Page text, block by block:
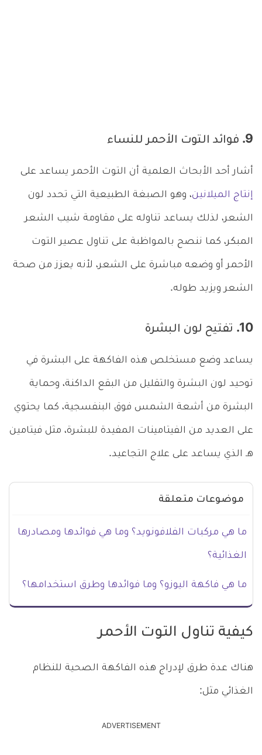
9. فوائد التوت الأحمر للنساء
أشار أحد الأبحاث العلمية أن التوت الأحمر يساعد على
إنتاج الميلانين، وهو الصبغة الطبيعية التي تحدد لون
الشعر، لذلك يساعد تناوله على مقاومة شيب الشعر
المبكر، كما ننصح بالمواظبة على تناول عصير التوت
الأحمر أو وضعه مباشرة على الشعر، لأنه يعزز من صحة
الشعر ويزيد طوله.
10. تفتيح لون البشرة
يساعد وضع مستخلص هذه الفاكهة على البشرة في
توحيد لون البشرة والتقليل من البقع الداكنة، وحماية
البشرة من أشعة الشمس فوق البنفسجية، كما يحتوي
على العديد من الفيتامينات المفيدة للبشرة، مثل فيتامين
هـ الذي يساعد على علاج التجاعيد.
موضوعات متعلقة
ما هي مركبات الفلافونويد؟ وما هي فوائدها ومصادرها
الغذائية؟
ما هي فاكهة اليوزو؟ وما فوائدها وطرق استخدامها؟
كيفية تناول التوت الأحمر
هناك عدة طرق لإدراج هذه الفاكهة الصحية للنظام
الغذائي مثل:
ADVERTISEMENT